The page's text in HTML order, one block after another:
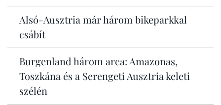
Alsó-Ausztria már három bikeparkkal
csábít
Burgenland három arca: Amazonas,
Toszkána és a Serengeti Ausztria keleti
szélén